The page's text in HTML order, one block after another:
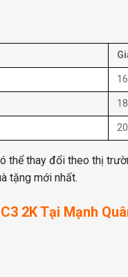
thể thay đổi theo thị
tặng mới nhất.
2K Tại Mạnh